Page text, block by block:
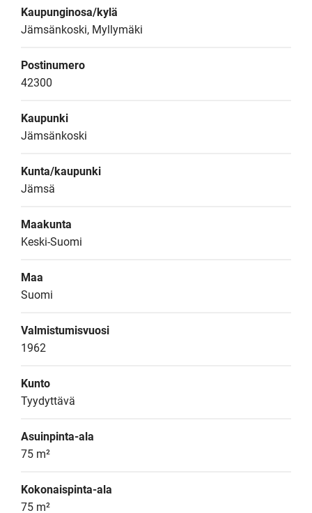
Kaupunginosa/kylä
Jämsänkoski, Myllymäki
Postinumero
42300
Kaupunki
Jämsänkoski
Kunta/kaupunki
Jämsä
Maakunta
Keski-Suomi
Maa
Suomi
Valmistumisvuosi
1962
Kunto
Tyydyttävä
Asuinpinta-ala
75 m²
Kokonaispinta-ala
75 m²